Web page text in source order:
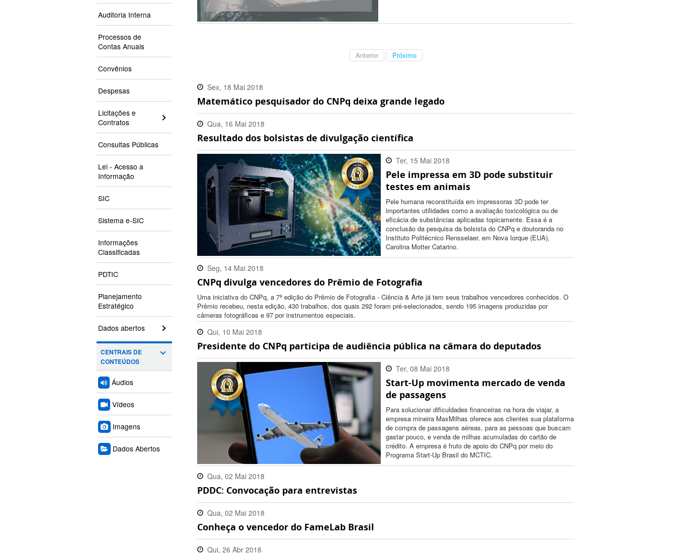
Auditoria Interna
Processos de
Contas Anuais
Convênios
Despesas
Licitações e
Contratos
Consultas Públicas
Lei - Acesso a
Informação
SIC
Sistema e-SIC
Informações
Classificadas
PDTIC
Planejamento
Estratégico
Dados abertos
CENTRAIS DE
CONTEÚDOS
Áudios
Vídeos
Imagens
Dados Abertos
Anterior Próximo
Sex, 18 Mai 2018
10:14:00 -0300
Matemático pesquisador do CNPq deixa grande legado
Qua, 16 Mai 2018
17:15:00 -0300
Resultado dos bolsistas de divulgação científica
Ter, 15 Mai 2018
18:02:00 -0300
Pele impressa em 3D pode substituir
testes em animais
Pele humana reconstituída em impressoras 3D pode ter
importantes utilidades como a avaliação toxicológica ou de
eficácia de substâncias aplicadas topicamente. Essa é a
conclusão da pesquisa da bolsista do CNPq e doutoranda no
Instituto Politécnico Rensselaer, em Nova Iorque (EUA),
Carolina Motter Catarino.
Seg, 14 Mai 2018
16:04:00 -0300
CNPq divulga vencedores do Prêmio de Fotografia
Uma iniciativa do CNPq, a 7ª edição do Prêmio de Fotografia - Ciência & Arte já tem seus trabalhos vencedores conhecidos. O
Prêmio recebeu, nesta edição, 430 trabalhos, dos quais 292 foram pré-selecionados, sendo 195 imagens produzidas por
câmeras fotográficas e 97 por instrumentos especiais.
Qui, 10 Mai 2018
15:40:00 -0300
Presidente do CNPq participa de audiência pública na câmara do deputados
Ter, 08 Mai 2018
08:08:00 -0300
Start-Up movimenta mercado de venda
de passagens
Para solucionar dificuldades financeiras na hora de viajar, a
empresa mineira MaxMilhas oferece aos clientes sua plataforma
de compra de passagens aéreas, para as pessoas que buscam
gastar pouco, e venda de milhas acumuladas do cartão de
crédito. A empresa é fruto de apoio do CNPq por meio do
Programa Start-Up Brasil do MCTIC.
Qua, 02 Mai 2018
11:39:00 -0300
PDDC: Convocação para entrevistas
Qua, 02 Mai 2018
09:10:00 -0300
Conheça o vencedor do FameLab Brasil
Qui, 26 Abr 2018